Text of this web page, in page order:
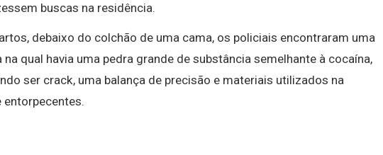
buscas na residência.
debaixo do colchão de uma cama, os policiais encontraram uma
qual havia uma pedra grande de substância semelhante à cocaína,
ser crack, uma balança de precisão e materiais utilizados na
entorpecentes.